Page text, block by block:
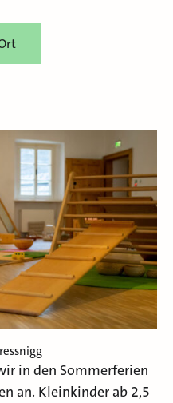
in den Sommerferien
an. Kleinkinder ab 2,5